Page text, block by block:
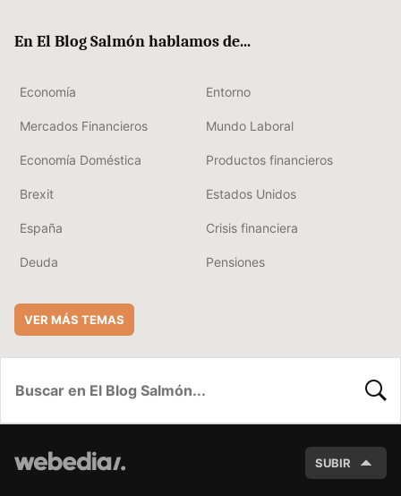
En El Blog Salmón hablamos de...
Economía Entorno
Mercados Financieros Mundo Laboral
Economía Doméstica Productos financieros
Brexit Estados Unidos
España Crisis financiera
Deuda Pensiones
VER MÁS TEMAS
SUBIR